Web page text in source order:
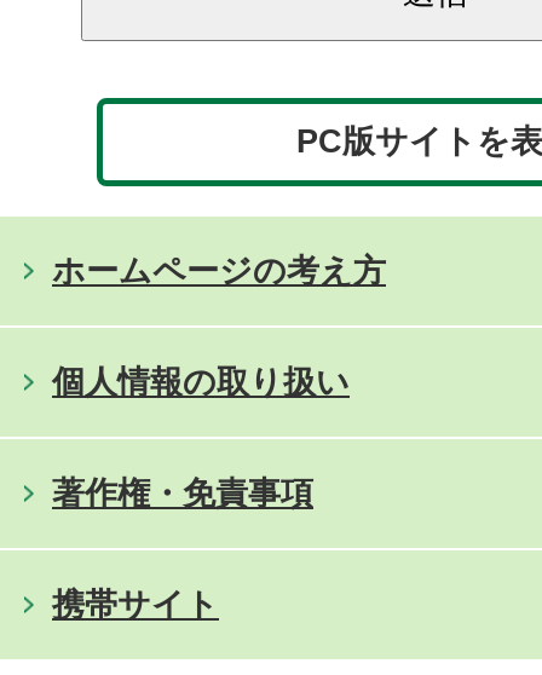
PC版サイトを
ホームページの考え方
個人情報の取り扱い
著作権・免責事項
携帯サイト